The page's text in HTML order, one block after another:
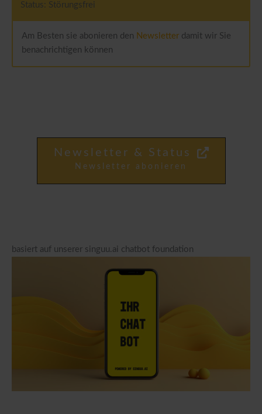
Status: Störungsfrei
Am Besten sie abonieren den Newsletter damit wir Sie
benachrichtigen können
Newsletter & Status
Newsletter abonieren
basiert auf unserer singuu.ai chatbot foundation